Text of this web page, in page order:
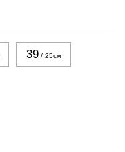
39/ 25см